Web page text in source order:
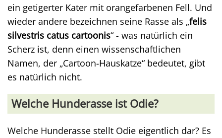
ein getigerter Kater mit orangefarbenen Fell. Und
wieder andere bezeichnen seine Rasse als „felis
silvestris catus cartoonis“ - was natürlich ein
Scherz ist, denn einen wissenschaftlichen
Namen, der „Cartoon-Hauskatze“ bedeutet, gibt
es natürlich nicht.
Welche Hunderasse ist Odie?
Welche Hunderasse stellt Odie eigentlich dar? Es